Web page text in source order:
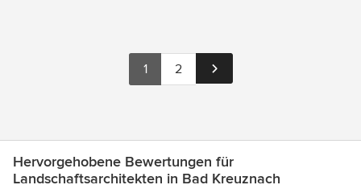
1 2
Hervorgehobene Bewertungen für
Landschaftsarchitekten in Bad Kreuznach